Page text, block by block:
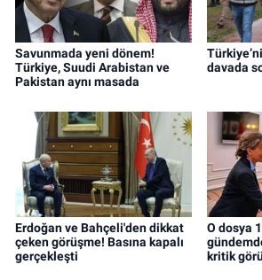
Savunmada yeni dönem!
Türkiye, Suudi Arabistan ve
Pakistan aynı masada
davada
Erdoğan ve Bahçeli'den dikkat
çeken görüşme! Basına kapalı
gerçekleşti
O dosya
kritik